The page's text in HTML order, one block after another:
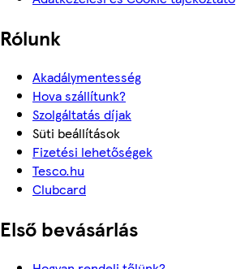
Rólunk
Akadálymentesség
Hova szállítunk?
Szolgáltatás díjak
Süti beállítások
Fizetési lehetőségek
Tesco.hu
Clubcard
Első bevásárlás